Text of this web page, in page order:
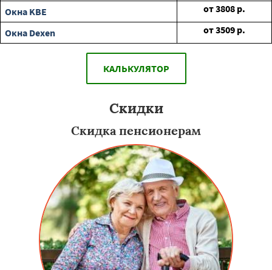
Окна KBE
от3808 р.
Окна Dexen
от3509 р.
КАЛЬКУЛЯТОР
Скидки
Скидка пенсионерам